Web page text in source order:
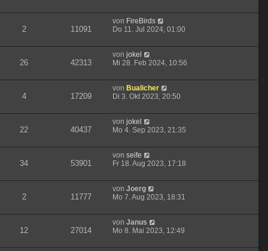
2 11091
von FireBirds
Do 11. Jul 2024, 01:00
26 42313
von jokel
Mi 28. Feb 2024, 10:56
4 17209
von Bualicher
Di 3. Okt 2023, 20:50
22 40437
von jokel
Mo 4. Sep 2023, 21:35
34 53901
von seife
Fr 18. Aug 2023, 17:18
2 11777
von Joerg
Mo 7. Aug 2023, 18:31
12 27014
von Janus
Mo 8. Mai 2023, 12:49